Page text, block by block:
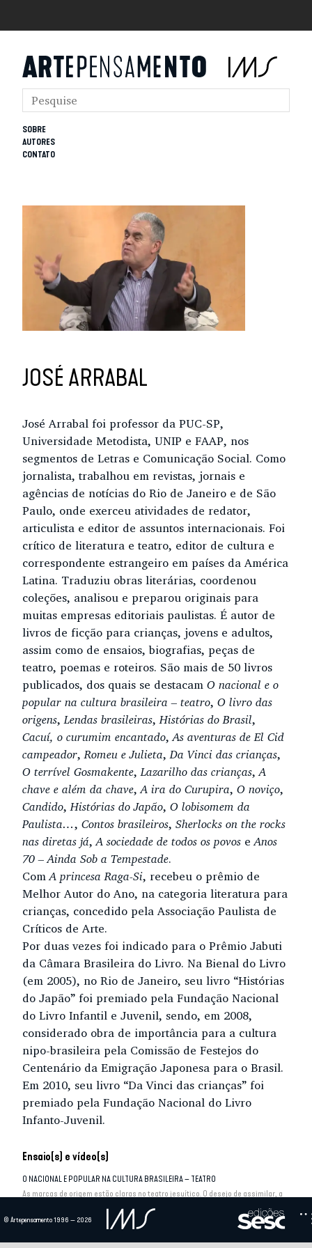
SOBRE
AUTORES
CONTATO
Ensaio(s) e vídeo(s)
O NACIONAL E POPULAR NA CULTURA BRASILEIRA – TEATRO
As marcas de origem estão claras no teatro jesuítico. O desejo de assimilar, a
JOSÉ ARRABAL
José Arrabal foi professor da PUC-SP,
Universidade Metodista, UNIP e FAAP, nos
segmentos de Letras e Comunicação Social. Como
jornalista, trabalhou em revistas, jornais e
agências de notícias do Rio de Janeiro e de São
Paulo, onde exerceu atividades de redator,
articulista e editor de assuntos internacionais. Foi
crítico de literatura e teatro, editor de cultura e
correspondente estrangeiro em países da América
Latina. Traduziu obras literárias, coordenou
coleções, analisou e preparou originais para
muitas empresas editoriais paulistas. É autor de
livros de ficção para crianças, jovens e adultos,
assim como de ensaios, biografias, peças de
teatro, poemas e roteiros. São mais de 50 livros
publicados, dos quais se destacam O nacional e o
popular na cultura brasileira – teatro, O livro das
origens,Lendas brasileiras,Histórias do Brasil,
Cacuí, o curumim encantado,As aventuras de El Cid
campeador,Romeu e Julieta,Da Vinci das crianças,
O terrível Gosmakente,Lazarilho das crianças,A
chave e além da chave,A ira do Curupira, O noviço,
Candido,Histórias do Japão, O lobisomem da
Paulista…, Contos brasileiros, Sherlocks on the rocks
nas diretas já,A sociedade de todos os povos eAnos
70 – Ainda Sob a Tempestade.
ComA princesa Raga-Si, recebeu o prêmio de
Melhor Autor do Ano, na categoria literatura para
crianças, concedido pela Associação Paulista de
Críticos de Arte.
Por duas vezes foi indicado para o Prêmio Jabuti
da Câmara Brasileira do Livro. Na Bienal do Livro
(em 2005), no Rio de Janeiro, seu livro “Histórias
do Japão” foi premiado pela Fundação Nacional
do Livro Infantil e Juvenil, sendo, em 2008,
considerado obra de importância para a cultura
nipo-brasileira pela Comissão de Festejos do
Centenário da Emigração Japonesa para o Brasil.
Em 2010, seu livro “Da Vinci das crianças” foi
premiado pela Fundação Nacional do Livro
Infanto-Juvenil.
© Artepensamento 1996 — 2026